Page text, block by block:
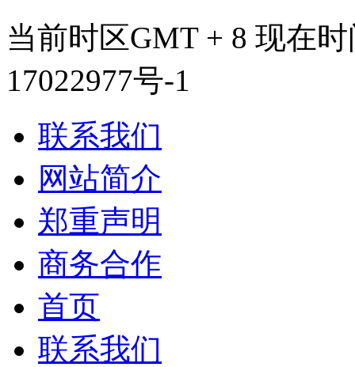
当前时区GMT + 8 现在
17022977号-1
联系我们
网站简介
郑重声明
商务合作
首页
联系我们